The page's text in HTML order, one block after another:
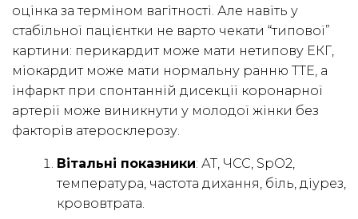
оцінка за терміном вагітності. Але навіть у
стабільної пацієнтки не варто чекати “типової”
картини: перикардит може мати нетипову ЕКГ,
міокардит може мати нормальну ранню ТТЕ, а
інфаркт при спонтанній дисекції коронарної
артерії може виникнути у молодої жінки без
факторів атеросклерозу.
Вітальні показники: АТ, ЧСС, SpO2,
температура, частота дихання, біль, діурез,
крововтрата.